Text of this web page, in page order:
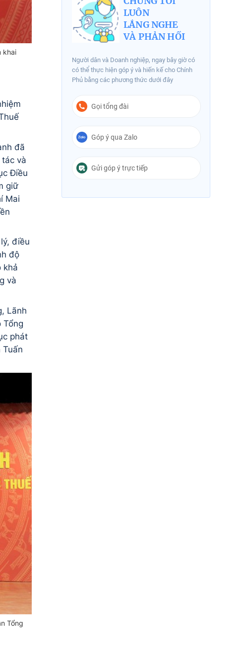
khai
đã
và
Điều
giữ
Mai
điều
độ
khả
và
Lãnh
Tổng
phát
Tổng
LUÔN
LẮNG NGHE
VÀ PHẢN HỒI
Người dân và Doanh nghiệp, ngay bây giờ có
có thể thực hiện góp ý và hiến kế cho Chính
Phủ bằng các phương thức dưới đây
Gọi tổng đài
Góp ý qua Zalo
Gửi góp ý trực tiếp